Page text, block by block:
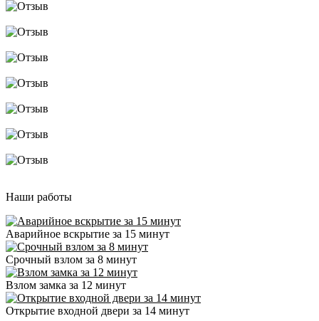
Наши работы
Аварийное вскрытие за 15 минут
Срочный взлом за 8 минут
Взлом замка за 12 минут
Открытие входной двери за 14 минут